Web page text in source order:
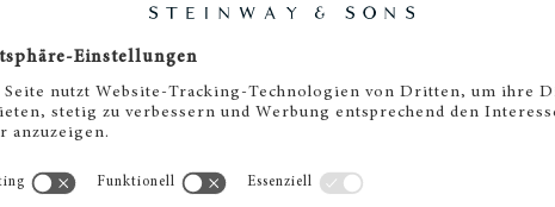
DASrichtige MODELL FÜR SIE